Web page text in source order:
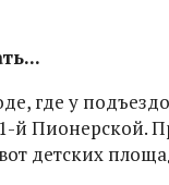
где у
й Пионерской.
детских